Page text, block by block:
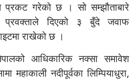
प्रकट गरेको छ । सो सम्झौताबारे
प्रवक्ताले दिएको ३ बुँदे जवाफ
राखेको छ ।
आधिकारिक नक्सा समावेश
महाकाली नदीपूर्वका लिम्पियाधुरा,